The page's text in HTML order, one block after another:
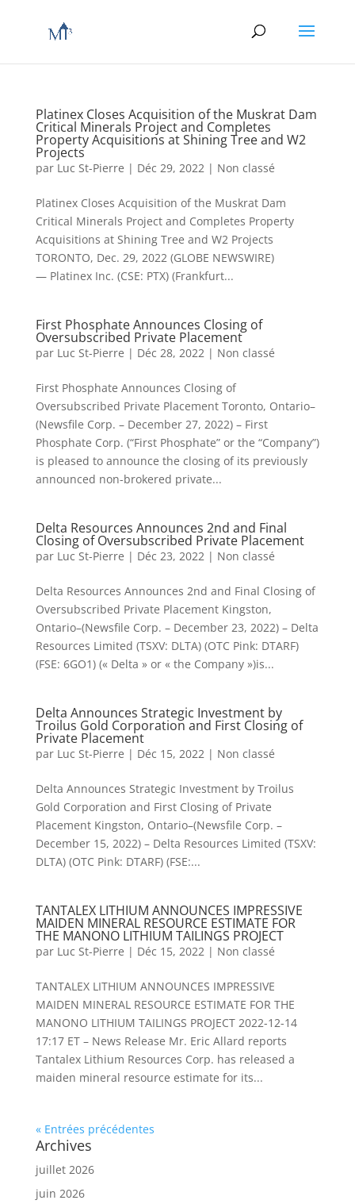
Platinex Closes Acquisition of the Muskrat Dam
Critical Minerals Project and Completes
Property Acquisitions at Shining Tree and W2
Projects
par Luc St-Pierre | Déc 29, 2022| Non classé
Platinex Closes Acquisition of the Muskrat Dam
Critical Minerals Project and Completes Property
Acquisitions at Shining Tree and W2 Projects
TORONTO, Dec. 29, 2022 (GLOBE NEWSWIRE)
— Platinex Inc. (CSE: PTX) (Frankfurt...
First Phosphate Announces Closing of
Oversubscribed Private Placement
par Luc St-Pierre | Déc 28, 2022| Non classé
First Phosphate Announces Closing of
Oversubscribed Private Placement Toronto, Ontario–
(Newsfile Corp. – December 27, 2022) – First
Phosphate Corp. (“First Phosphate” or the “Company”)
is pleased to announce the closing of its previously
announced non-brokered private...
Delta Resources Announces 2nd and Final
Closing of Oversubscribed Private Placement
par Luc St-Pierre | Déc 23, 2022| Non classé
Delta Resources Announces 2nd and Final Closing of
Oversubscribed Private Placement Kingston,
Ontario–(Newsfile Corp. – December 23, 2022) – Delta
Resources Limited (TSXV: DLTA) (OTC Pink: DTARF)
(FSE: 6GO1) (« Delta » or « the Company »)is...
Delta Announces Strategic Investment by
Troilus Gold Corporation and First Closing of
Private Placement
par Luc St-Pierre | Déc 15, 2022| Non classé
Delta Announces Strategic Investment by Troilus
Gold Corporation and First Closing of Private
Placement Kingston, Ontario–(Newsfile Corp. –
December 15, 2022) – Delta Resources Limited (TSXV:
DLTA) (OTC Pink: DTARF) (FSE:...
TANTALEX LITHIUM ANNOUNCES IMPRESSIVE
MAIDEN MINERAL RESOURCE ESTIMATE FOR
THE MANONO LITHIUM TAILINGS PROJECT
par Luc St-Pierre | Déc 15, 2022| Non classé
TANTALEX LITHIUM ANNOUNCES IMPRESSIVE
MAIDEN MINERAL RESOURCE ESTIMATE FOR THE
MANONO LITHIUM TAILINGS PROJECT 2022-12-14
17:17 ET – News Release Mr. Eric Allard reports
Tantalex Lithium Resources Corp. has released a
maiden mineral resource estimate for its...
« Entrées précédentes
Archives
juillet 2026
juin 2026